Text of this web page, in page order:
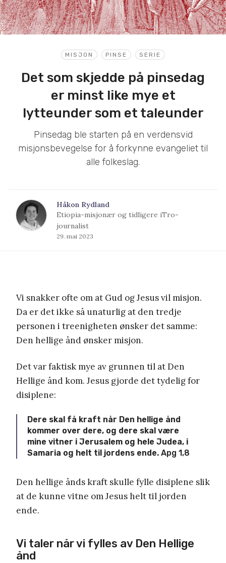
MISJON PINSE SERIE
Det som skjedde på pinsedag
er minst like mye et
lytteunder som et taleunder
Pinsedag ble starten på en verdensvid
misjonsbevegelse for å forkynne evangeliet til
alle folkeslag.
Håkon Rydland
Etiopia-misjonær og tidligere iTro-
journalist
29. mai 2023
Vi snakker ofte om at Gud og Jesus vil misjon.
Da er det ikke så unaturlig at den tredje
personen i treenigheten ønsker det samme:
Den hellige ånd ønsker misjon.
Det var faktisk mye av grunnen til at Den
Hellige ånd kom. Jesus gjorde det tydelig for
disiplene:
Dere skal få kraft når Den hellige ånd
kommer over dere, og dere skal være
mine vitner i Jerusalem og hele Judea, i
Samaria og helt til jordens ende. Apg 1,8
Den hellige ånds kraft skulle fylle disiplene slik
at de kunne vitne om Jesus helt til jorden
ende.
Vi taler når vi fylles av Den Hellige
ånd